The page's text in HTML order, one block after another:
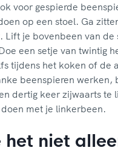
voor gespierde
op een stoel. Ga
Lift je bovenbeen van de
een setje van twintig
tijdens het koken of de
beenspieren
dertig keer zijwaarts te
met je linkerbeen.
het niet